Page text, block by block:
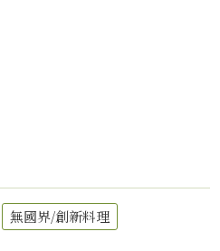
無國界/創新料理